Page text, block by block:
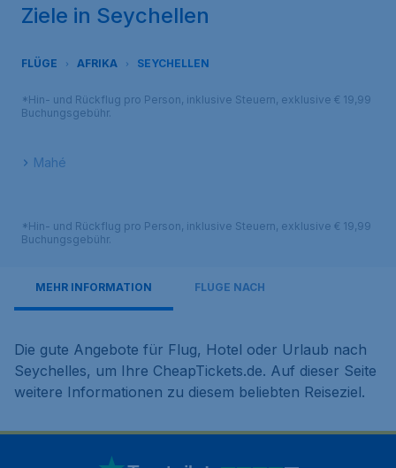
Ziele in Seychellen
FLÜGE AFRIKA SEYCHELLEN
*Hin- und Rückflug pro Person, inklusive Steuern, exklusive € 19,99
Buchungsgebühr.
Mahé
*Hin- und Rückflug pro Person, inklusive Steuern, exklusive € 19,99
Buchungsgebühr.
MEHR INFORMATION FLÜGE NACH
Die gute Angebote für Flug, Hotel oder Urlaub nach
Seychelles, um Ihre CheapTickets.de. Auf dieser Seite
weitere Informationen zu diesem beliebten Reiseziel.